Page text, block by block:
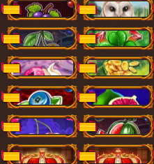
NIEUW NIEUWNorth Tales
NIEUW20 Nitro 7 NIEUW 40 Clover Magic 6 reels
NIEUW Candy Mania NIEUW Leprechant Gold
NIEUW 100 Hot Fruits NIEUW
NIEUW 40 Candy Mania NIEUW40 Nitro 7
NIEUW 20 Lucky Corona NIEUW 40 Lucky Corona